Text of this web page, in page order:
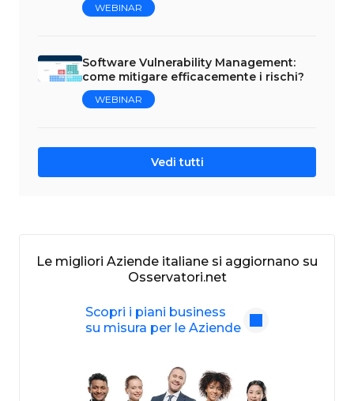
WEBINAR
Software Vulnerability Management:
come mitigare efficacemente i rischi?
WEBINAR
Vedi tutti
Le migliori Aziende italiane si aggiornano su
Osservatori.net
Scopri i piani business
su misura per le Aziende